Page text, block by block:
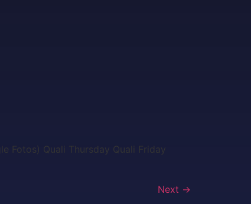
Fotos) Quali Thursday Quali Friday
Next →